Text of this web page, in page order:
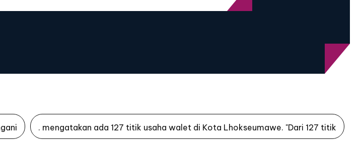
. mengatakan ada 127 titik usaha walet di Kota Lhokseumawe. "Dari 127 titik